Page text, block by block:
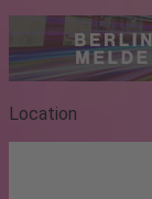
Location